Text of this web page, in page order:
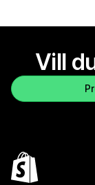
Vill